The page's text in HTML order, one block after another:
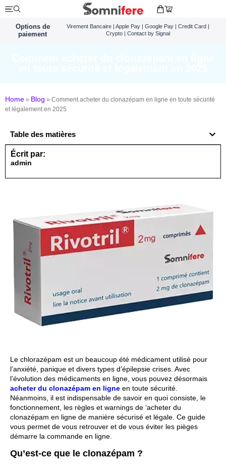
Options de
paiement
Virement Bancaire | Apple Pay | Google Pay | Credit Card |
Crypto | Contact by Signal
Home » Blog » Comment acheter du clonazépam en ligne en toute sécurité
et légalement en 2025
Table des matières
Écrit par:
admin
Le chlorazépam est un beaucoup été médicament utilisé pour
l’anxiété, panique et divers types d’épilepsie crises. Avec
l’évolution des médicaments en ligne, vous pouvez désormais
acheter du clonazépam en ligne en toute sécurité.
Néanmoins, il est indispensable de savoir en quoi consiste, le
fonctionnement, les règles et warnings de ‘acheter du
clonazépam en ligne de manière sécurisé et légale. Ce guide
vous permet de vous retrouver et de vous éviter les pièges
démarre la commande en ligne.
Qu’est-ce que le clonazépam ?